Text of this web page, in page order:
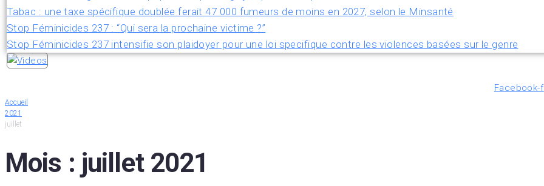
Tabac : une taxe spécifique doublée ferait 47 000 fumeurs de moins en 2027, selon le Minsanté
Stop Féminicides 237 : “Qui sera la prochaine victime ?”
Stop Féminicides 237 intensifie son plaidoyer pour une loi specifique contre les violences basées sur le genre
Facebook-f
Accueil
2021
juillet
Mois : juillet 2021